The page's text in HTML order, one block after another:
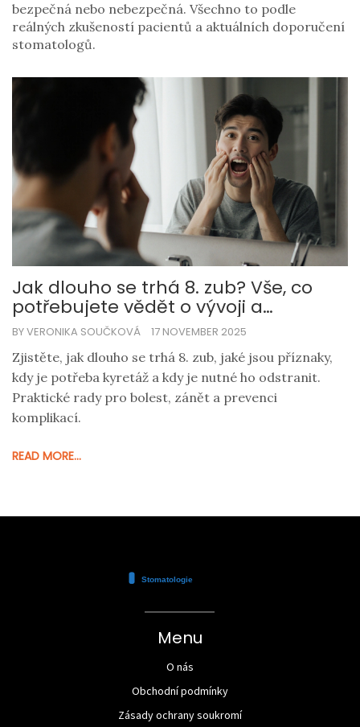
bezpečná nebo nebezpečná. Všechno to podle
reálných zkušeností pacientů a aktuálních doporučení
stomatologů.
Jak dlouho se trhá 8. zub? Vše, co
potřebujete vědět o vývoji a
problémech s moudrostními zuby
BY VERONIKA SOUČKOVÁ 17 NOVEMBER 2025
Zjistěte, jak dlouho se trhá 8. zub, jaké jsou příznaky,
kdy je potřeba kyretáž a kdy je nutné ho odstranit.
Praktické rady pro bolest, zánět a prevenci
komplikací.
READ MORE...
Menu
O nás
Obchodní podmínky
Zásady ochrany soukromí